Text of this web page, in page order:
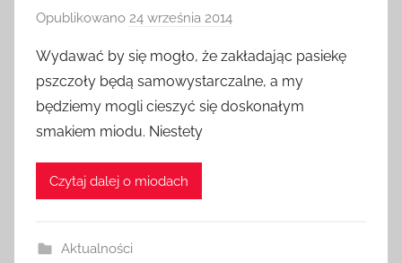
Opublikowano 24 września 2014
z
e
z
Wydawać by się mogło, że zakładając pasiekę
pszczoły będą samowystarczalne, a my
będziemy mogli cieszyć się doskonałym
smakiem miodu. Niestety
Czytaj dalej o miodach
Aktualności